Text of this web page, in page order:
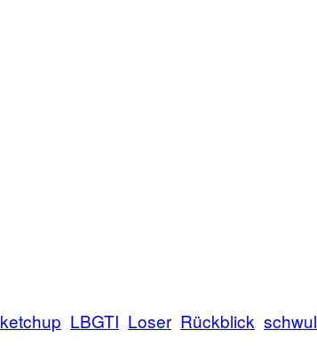
ketchup LBGTI Loser Rückblick schwul